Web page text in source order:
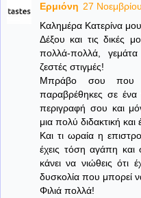
Ερμιόνη 27
Καλημέρα Κατερίνα
Δέξου και τις δικές
πολλά-πολλά,
ζεστές στιγμές!
Μπράβο σου που
παραβρέθηκες σε
περιγραφή σου και
μια πολύ διδακτική και
Και τι ωραία η
έχεις τόση αγάπη και
κάνει να νιώθεις ότι
δυσκολία που μπορεί
Φιλιά πολλά!